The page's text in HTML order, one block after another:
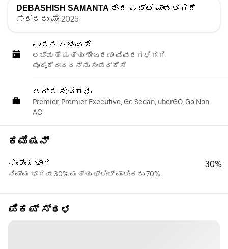
DEBASHISH SAMANTA ರಿಂದ ಪಟ್ಟಿ ಮಾಡಲಾಗಿದೆ
ಸೇರಿದರು ಮೇ 2025
ವಾಹನ ಲಭ್ಯತೆ
ಲಭ್ಯತೆ ಮತ್ತು ಶೇಖರಣಾ ವಿವರಗಳಿಗಾಗಿ
ಪೂರೈಕೆದಾರರನ್ನು ಸಂಪರ್ಕಿಸಿ
ಅರ್ಹ ಸೇವೆಗಳು
Premier, Premier Executive, Go Sedan, uberGO, Go Non
AC
ಕಮಿಷನ್
ನಿಮ್ಮ ಭಾಗ
ನಿಮ್ಮ ಭಾಗವು 30% ಮತ್ತು ಫ್ಲೀಟ್ ಮಾಲೀಕರು 70%
30%
ಪಿಕಪ್ ಸ್ಥಳ